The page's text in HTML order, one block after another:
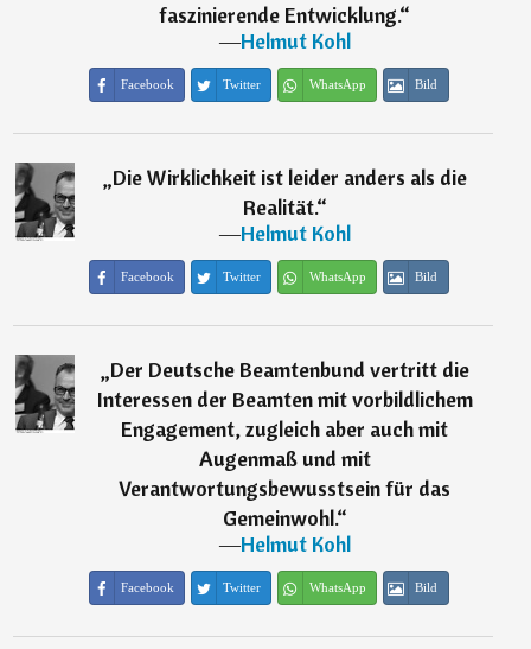
faszinierende Entwicklung.“
―Helmut Kohl
Facebook Twitter WhatsApp Bild
„Die Wirklichkeit ist leider anders als die
Realität.“
―Helmut Kohl
Facebook Twitter WhatsApp Bild
„Der Deutsche Beamtenbund vertritt die
Interessen der Beamten mit vorbildlichem
Engagement, zugleich aber auch mit
Augenmaß und mit
Verantwortungsbewusstsein für das
Gemeinwohl.“
―Helmut Kohl
Facebook Twitter WhatsApp Bild